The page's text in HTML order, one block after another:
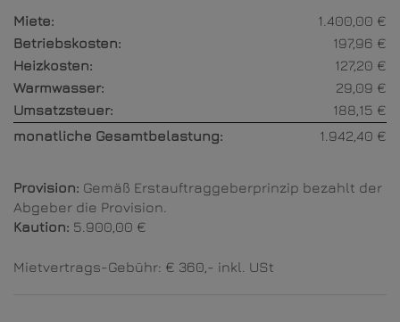
Miete:
1.400,00 €
Betriebskosten:
197,96 €
Heizkosten:
127,20 €
Warmwasser:
29,09 €
Umsatzsteuer:
188,15 €
monatliche Gesamtbelastung:
1.942,40 €
Provision: Gemäß Erstauftraggeberprinzip bezahlt der
Abgeber die Provision.
Kaution: 5.900,00 €
Mietvertrags-Gebühr: € 360,- inkl. USt